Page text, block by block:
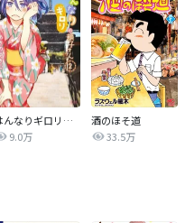
はんなりギロリの頼子さん
9.0万
酒のほそ道
33.5万